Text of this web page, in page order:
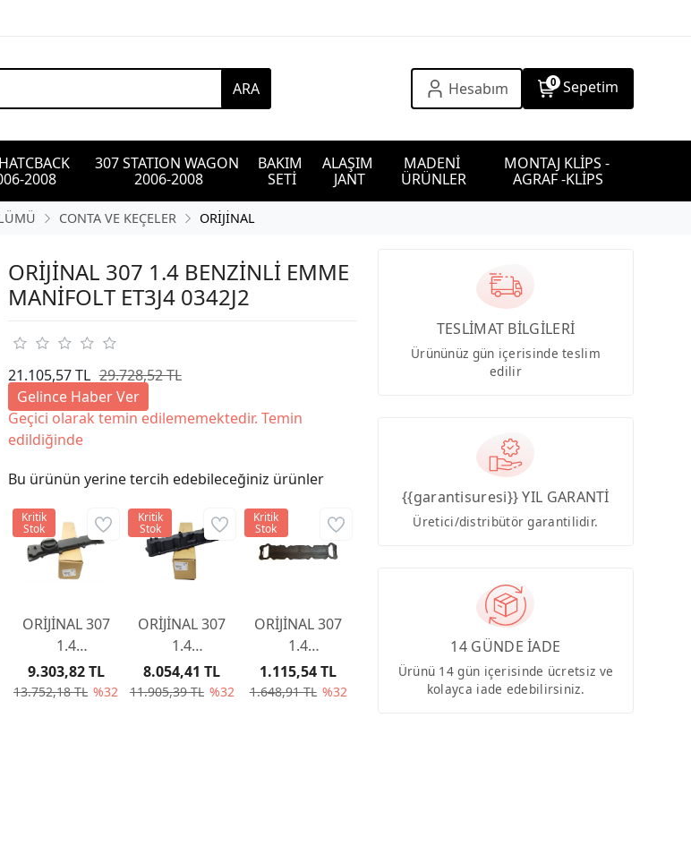
ARA Hesabım 0 Sepetim
2008
307 STATION WAGON
2006-2008
BAKIM
SETİ
ALAŞIM
JANT
MADENİ
ÜRÜNLER
MONTAJ KLİPS -
AGRAF -KLİPS
CONTA VE KEÇELER ORİJİNAL
ORİJİNAL 307 1.4 BENZİNLİ EMME
MANİFOLT ET3J4 0342J2
21.105,57 TL 29.728,52 TL
Gelince Haber Ver
Geçici olarak temin edilememektedir. Temin
edildiğinde
Bu ürünün yerine tercih edebileceğiniz ürünler
ORİJİNAL 307
1.4
KÜLBÜTÖR
KAPAK EGZOZ
13.752,18 TL %32
9.303,82 TL
Kritik
Stok
ORİJİNAL 307
1.4
KÜLBÜTÖR
KAPAK EMME
11.905,39 TL %32
8.054,41 TL
Kritik
Stok
ORİJİNAL 307
1.4
KÜLBÜTÖR
KAPAK
1.648,91 TL %32
1.115,54 TL
Kritik
Stok
TESLİMAT BİLGİLERİ
Ürününüz gün içerisinde teslim
edilir
{{garantisuresi}} YIL GARANTİ
Üretici/distribütör garantilidir.
14 GÜNDE İADE
Ürünü 14 gün içerisinde ücretsiz ve
kolayca iade edebilirsiniz.